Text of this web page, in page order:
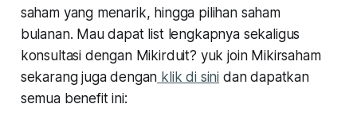
saham yang menarik, hingga pilihan saham
bulanan. Mau dapat list lengkapnya sekaligus
konsultasi dengan Mikirduit? yuk join Mikirsaham
sekarang juga dengan klik di sini dan dapatkan
semua benefit ini: